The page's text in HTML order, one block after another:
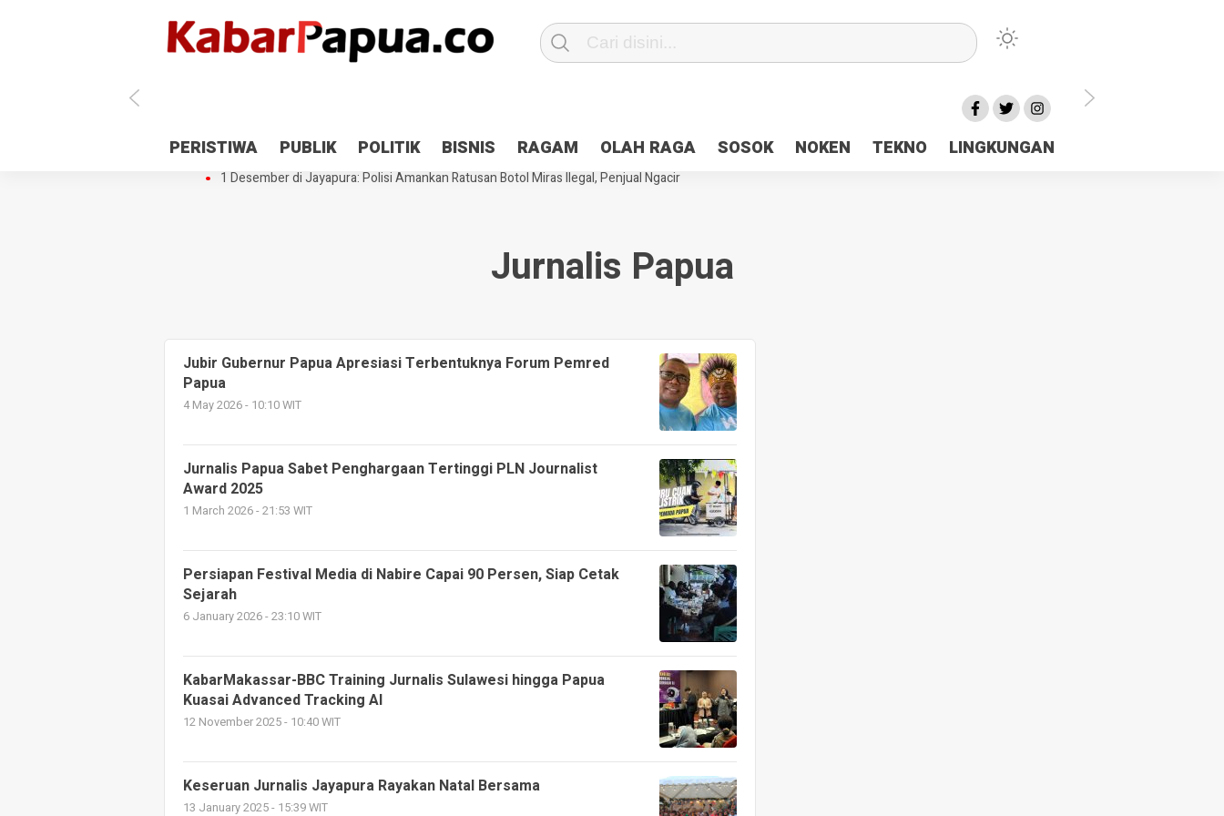
PERISTIWA PUBLIK POLITIK BISNIS RAGAM OLAH RAGA SOSOK NOKEN TEKNO LINGKUNGAN
Antisipasi 1 Desember, TNI Polri Patroli 2×24 jam di Kota Jayapura
Pesan Sejuk Polri di Deklarasi Pemilu Ceria Tanah Papua
Gedung Perpustakaan SMPN 5 Sentani Terbakar
Hibah Pilkada Jayapura Cair 10 Persen, Deposit Kas Daerah Rp23 Miliar Disorot
1 Desember di Jayapura: Polisi Amankan Ratusan Botol Miras Ilegal, Penjual Ngacir
Jurnalis Papua
Jubir Gubernur Papua Apresiasi Terbentuknya Forum Pemred
Papua
4 May 2026 - 10:10 WIT
Jurnalis Papua Sabet Penghargaan Tertinggi PLN Journalist
Award 2025
1 March 2026 - 21:53 WIT
Persiapan Festival Media di Nabire Capai 90 Persen, Siap Cetak
Sejarah
6 January 2026 - 23:10 WIT
KabarMakassar-BBC Training Jurnalis Sulawesi hingga Papua
Kuasai Advanced Tracking AI
12 November 2025 - 10:40 WIT
Keseruan Jurnalis Jayapura Rayakan Natal Bersama
13 January 2025 - 15:39 WIT